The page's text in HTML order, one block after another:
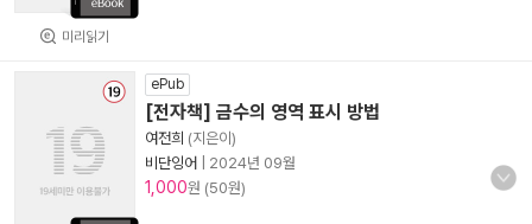
미리읽기
ePub
[전자책] 금수의 영역 표시 방법
여전희 (지은이)
비단잉어
2024년 09월
1,000원 (50원)